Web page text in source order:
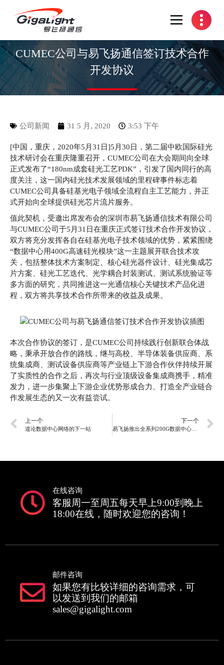
开放光网络器件的向导
CUMEC公司与易飞扬通信签订技术合作
开发协议
公司新闻 31 5 月, 2020 3:53 下午
[中国，重庆，2020年5月31日]5月30日，第二届中欧国际硅光
技术研讨会在重庆隆重召开，CUMEC公司在大会期间向全球
正式发布了“180nm成套硅光工艺PDK”，引发了国内同行的高
度关注，这一国内硅光技术发展领域的里程碑事件标志着
CUMEC公司具备硅基光电子领域全流程自主工艺能力，并正
式开始向全球提供硅光芯片流片服务。
值此契机，受邀出席发布会的深圳市易飞扬通信技术有限公司
与CUMEC公司于5月31日在重庆正式签订技术合作开发协议，
双方将充分发挥各自在硅基光电子技术领域的优势，紧紧围绕
“数据中心用400G高速硅光模块”这一主题展开联合技术攻
关，包括整体技术方案制定、核心硅光器件设计、硅光集成芯
片方案、硅光工艺迭代、光学耦合封装测试、测试系统验证等
多方面的研究，共同推进这一光通信核心关键技术产品化进
程，双方将共享技术合作所带来的收益及成果。
本次合作协议的签订，是CUMEC公司持续践行创新联合体战
略，秉承开放合作的路线，继与高校、半导体装备供应商、系
统集成商、测试设备供应商等产业链上下游合作伙伴持续开展
了实质性的合作之后，再次与行业顶级设备集成商携手，精准
发力，进一步集聚上下游企业优势形成合力、打造全产业链合
作发展生态的又一次有益尝试。
上一个
遑论数据中心网络的下一站
下一个
易飞扬推出全系列200G数据中心光互连模块
在线咨询
客服周一至周五每天早上9:00到晚上
18:00在线，随时欢迎您的咨询！
邮件咨询
如果您有比较详细的咨询需求，可
以发送到我们的邮箱
sales@gigalight.com